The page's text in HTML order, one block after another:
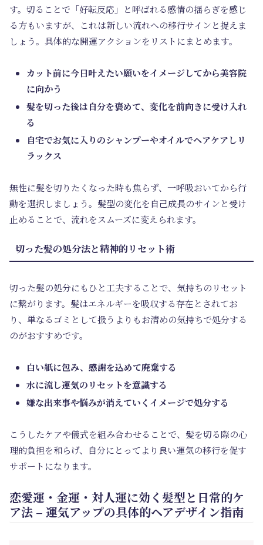
す。切ることで「好転反応」と呼ばれる感情の揺らぎを感じ
る方もいますが、これは新しい流れへの移行サインと捉えま
しょう。具体的な開運アクションをリストにまとめます。
カット前に今日叶えたい願いをイメージしてから美容院
に向かう
髪を切った後は自分を褒めて、変化を前向きに受け入れ
る
自宅でお気に入りのシャンプーやオイルでヘアケアしリ
ラックス
無性に髪を切りたくなった時も焦らず、一呼吸おいてから行
動を選択しましょう。髪型の変化を自己成長のサインと受け
止めることで、流れをスムーズに変えられます。
切った髪の処分法と精神的リセット術
切った髪の処分にもひと工夫することで、気持ちのリセット
に繋がります。髪はエネルギーを吸収する存在とされてお
り、単なるゴミとして扱うよりもお清めの気持ちで処分する
のがおすすめです。
白い紙に包み、感謝を込めて廃棄する
水に流し運気のリセットを意識する
嫌な出来事や悩みが消えていくイメージで処分する
こうしたケアや儀式を組み合わせることで、髪を切る際の心
理的負担を和らげ、自分にとってより良い運気の移行を促す
サポートになります。
恋愛運・金運・対人運に効く髪型と日常的ケ
ア法 – 運気アップの具体的ヘアデザイン指南